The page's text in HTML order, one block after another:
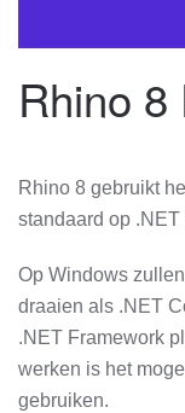
Rhino 8
Rhino 8 gebruikt
standaard op .NET
Op Windows
draaien als .NET
.NET Framework
werken is het
gebruiken.